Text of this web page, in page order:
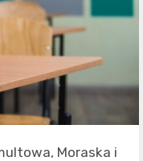
Moraska i